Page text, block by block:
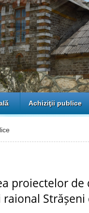
Achiziţii publice
proiectelor de
Strășeni